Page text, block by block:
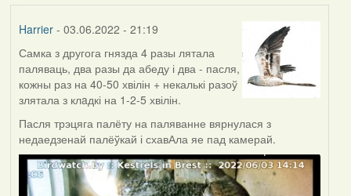
Harrier- 03.06.2022 - 21:19
Самка з другога гнязда 4 разы лятала
паляваць, два разы да абеду і два - пасля,
кожны раз на 40-50 хвілін + некалькі разоў
злятала з клaдкі на 1-2-5 хвілін.
Пасля трэцяга палёту на паляванне вярнулася з
недаедзенай палёўкай і схавАла яе пад камерай.